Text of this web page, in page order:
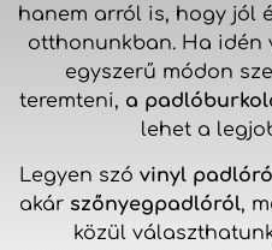
hanem arról is, hogy jól
otthonunkban. Ha idén
egyszerű módon
teremteni, a
lehet a
Legyen szó vinyl
akár szőnyegpadlóról,
közül